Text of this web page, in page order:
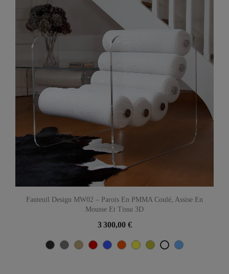
Fauteuil Design MW02 – Parois En PMMA Coulé, Assise En
Mousse Et Tissu 3D
3 300,00 €
Gris
Gris BeigeRougeBleu OrangeJauneOliveBlancBleu